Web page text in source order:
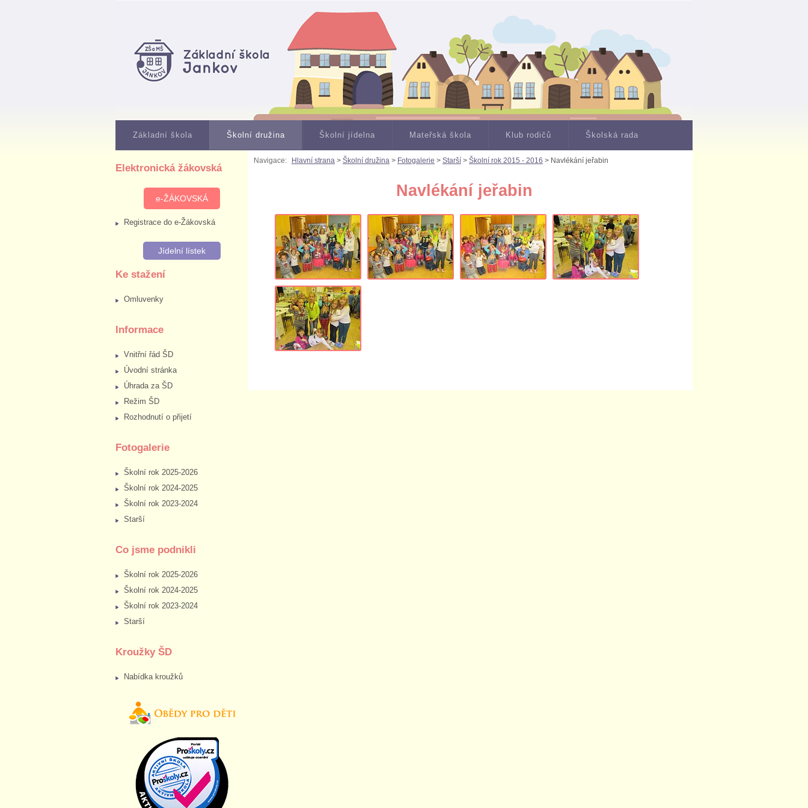
Základní škola Školní družina Školní jídelna Mateřská škola Klub rodičů Školská rada
Elektronická žákovská
e-ŽÁKOVSKÁ
Registrace do e-Žákovská
Jídelní lístek
Ke stažení
Omluvenky
Informace
Vnitřní řád ŠD
Úvodní stránka
Úhrada za ŠD
Režim ŠD
Rozhodnutí o přijetí
Fotogalerie
Školní rok 2025-2026
Školní rok 2024-2025
Školní rok 2023-2024
Starší
Co jsme podnikli
Školní rok 2025-2026
Školní rok 2024-2025
Školní rok 2023-2024
Starší
Kroužky ŠD
Nabídka kroužků
Navigace: Hlavní strana > Školní družina > Fotogalerie > Starší > Školní rok 2015 - 2016 > Navlékání jeřabin
Navlékání jeřabin